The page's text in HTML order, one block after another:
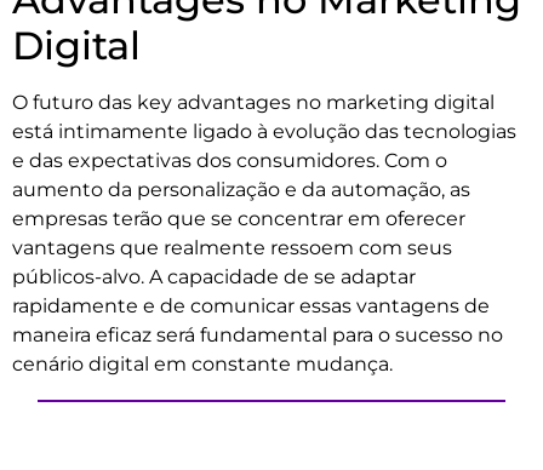
Digital
O futuro das key advantages no marketing digital
está intimamente ligado à evolução das tecnologias
e das expectativas dos consumidores. Com o
aumento da personalização e da automação, as
empresas terão que se concentrar em oferecer
vantagens que realmente ressoem com seus
públicos-alvo. A capacidade de se adaptar
rapidamente e de comunicar essas vantagens de
maneira eficaz será fundamental para o sucesso no
cenário digital em constante mudança.